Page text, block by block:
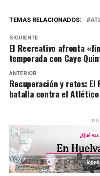
TEMAS RELACIONADOS:
SIGUIENTE
El Recreativo afronta
temporada con Caye
ANTERIOR
Recuperación y retos:
batalla contra el